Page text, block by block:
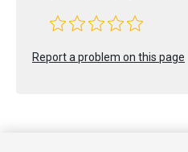
Report a problem on this page